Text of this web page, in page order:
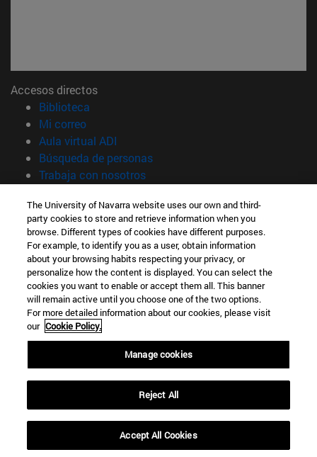
Accesos directos
Biblioteca
Mi correo(abre en nueva ventana)
Aula virtual ADI
Búsqueda de personas(abre en nueva ventana)
Trabaja con nosotros(abre en nueva ventana)
Información
TFNO +34 948 42 56 00
¿QUÉ GRADO TE INTERESA?
¿QUÉ MÁSTER TE INTERESA?
© Universidad de Navarra
Información legal
Accesibilidad
Configuración de cookies
The University of Navarra website uses our own and third-
party cookies to store and retrieve information when you
browse. Different types of cookies have different purposes.
For example, to identify you as a user, obtain information
about your browsing habits respecting your privacy, or
personalize how the content is displayed. You can select the
cookies you want to enable or accept them all. This banner
will remain active until you choose one of the two options.
For more detailed information about our cookies, please visit
our Cookie Policy.
Manage cookies
Reject All
Accept All Cookies